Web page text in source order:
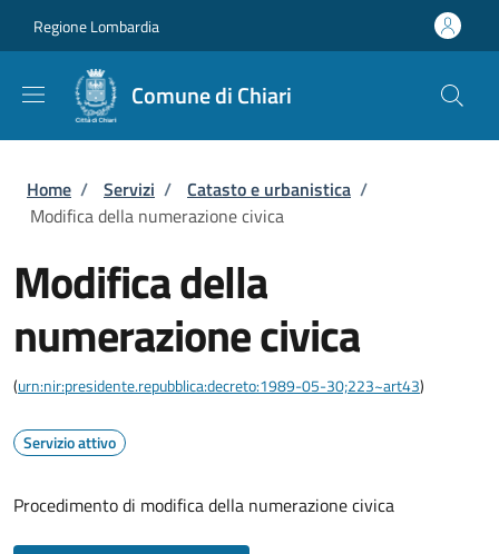
Regione Lombardia
Comune di Chiari
Briciole di pane
Home / Servizi / Catasto e urbanistica /
Modifica della numerazione civica
Modifica della
numerazione civica
(urn:nir:presidente.repubblica:decreto:1989-05-30;223~art43)
Servizio attivo
Procedimento di modifica della numerazione civica